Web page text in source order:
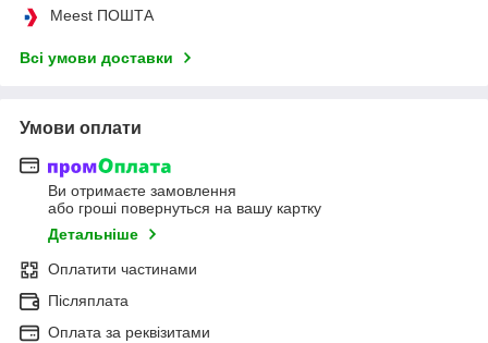
Meest ПОШТА
Всі умови доставки
Умови оплати
Ви отримаєте замовлення
або гроші повернуться на вашу картку
Детальніше
Оплатити частинами
Післяплата
Оплата за реквізитами